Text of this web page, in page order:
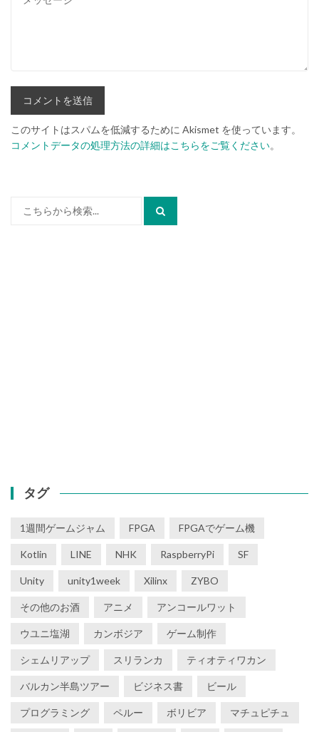
このサイトはスパムを低減するために Akismet を使っています。
コメントデータの処理方法の詳細はこちらをご覧ください。
タグ
1週間ゲームジャム FPGA FPGAでゲーム機
Kotlin LINE NHK RaspberryPi SF
Unity unity1week Xilinx ZYBO
その他のお酒 アニメ アンコールワット
ウユニ塩湖 カンボジア ゲーム制作
シェムリアップ スリランカ ティオティワカン
バルカン半島ツアー ビジネス書 ビール
プログラミング ペルー ボリビア マチュピチュ